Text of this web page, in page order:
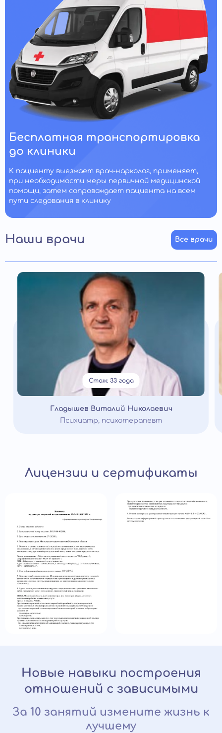
Бесплатная транспортировка
до клиники
К пациенту выезжает врач-нарколог, применяет,
при необходимости меры первичной медицинской
помощи, затем сопровождает пациента на всем
пути следования в клинику
Наши врачи Все врачи
Стаж: 33 года
Гладышев Виталий Николаевич
Психиатр, психотерапевт
Лицензии и сертификаты
Новые навыки построения
отношений с зависимыми
За 10 занятий измените жизнь к
лучшему